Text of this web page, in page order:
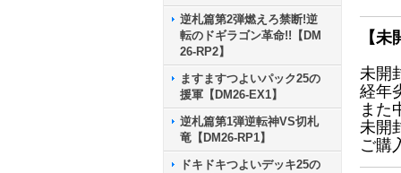
逆札篇第2弾燃えろ禁断!逆
転のドギラゴン革命!!【DM
26-RP2】
ますますつよいパック25の
援軍【DM26-EX1】
逆札篇第1弾逆転神VS切札
竜【DM26-RP1】
ドキドキつよいデッキ25の
【
未開
経年
また
未開
ご購